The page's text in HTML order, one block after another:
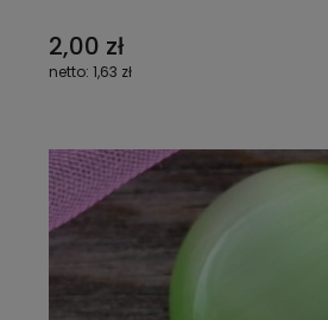
2,00 zł
1,63 zł